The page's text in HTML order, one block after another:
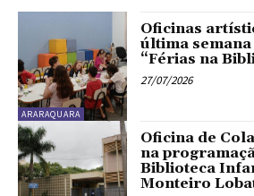
ARARAQUARA
Oficinas
última
“Férias na
27/07/2026
Oficina de
na
Biblioteca
Monteiro